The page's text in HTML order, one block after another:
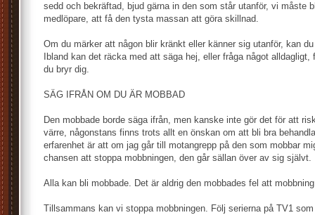
sedd och bekräftad, bjud gärna in den som står utanför, vi måste
medlöpare, att få den tysta massan att göra skillnad.
Om du märker att någon blir kränkt eller känner sig utanför, kan
Ibland kan det räcka med att säga hej, eller fråga något
du bryr dig.
SÄG IFRÅN OM DU ÄR MOBBAD
Den mobbade borde säga ifrån, men kanske inte gör det för att
värre, någonstans finns trots allt en önskan om att bli bra
erfarenhet är att om jag går till motangrepp på den som mobbar
chansen att stoppa mobbningen, den går sällan över av sig självt.
Alla kan bli mobbade. Det är aldrig den mobbades fel att
Tillsammans kan vi stoppa mobbningen. Följ serierna på TV1